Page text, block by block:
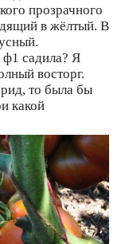
прозрачного
в жёлтый. В
садила? Я
восторг.
то была бы
какой